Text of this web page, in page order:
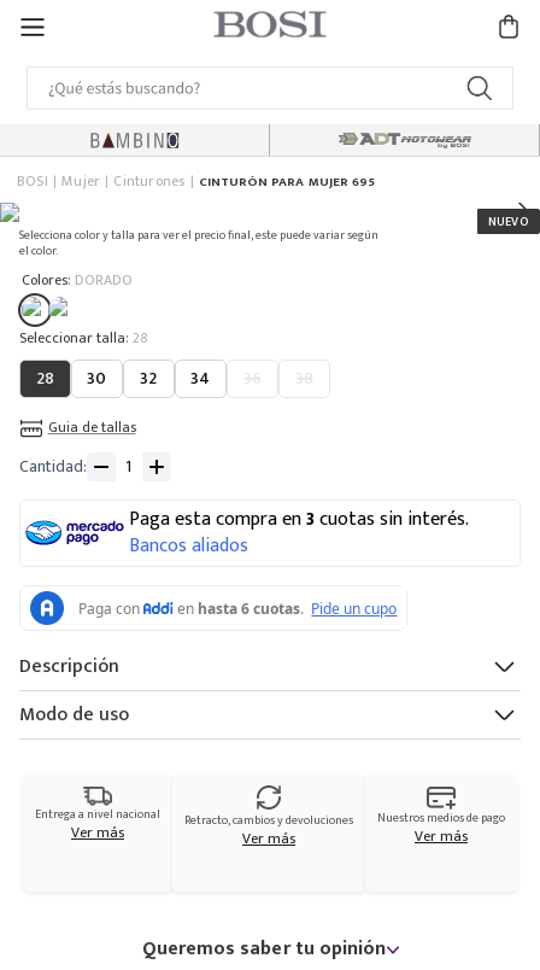
BOSI Mujer Cinturones CINTURÓN PARA MUJER 695
Selecciona color y talla para ver el precio final, este puede variar según
el color.
Colores: DORADO
: 28
28 30 32 34 36 38
Guia de tallas
Cantidad
Paga esta compra en3cuotas sin interés.
Bancos aliados
Descripción
Modo de uso
Entrega a nivel nacional
Ver más Retracto, cambios y devoluciones
Ver más
Nuestros medios de pago
Ver más
Queremos saber tu opinión